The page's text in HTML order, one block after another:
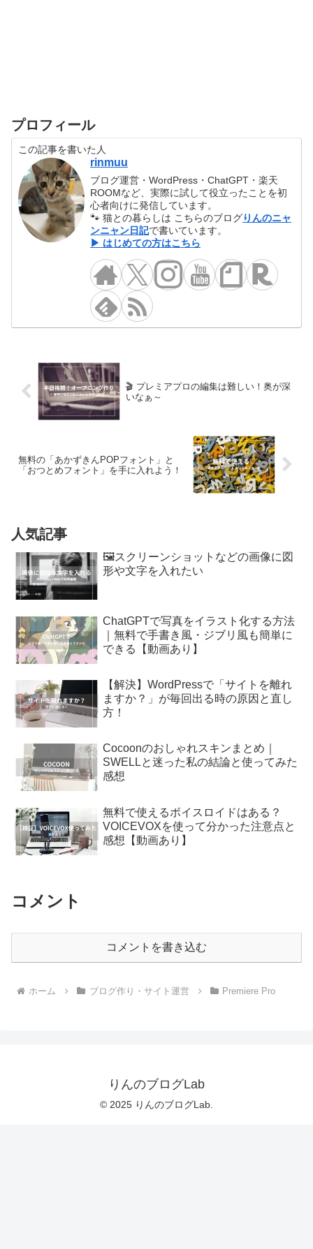
プロフィール
この記事を書いた人
rinmuu
ブログ運営・WordPress・ChatGPT・楽天
ROOMなど、実際に試して役立ったことを初
心者向けに発信しています。
🐾 猫との暮らしは こちらのブログりんのニャ
ンニャン日記で書いています。
▶ はじめての方はこちら
🎬 プレミアプロの編集は難しい！奥が深
いなぁ～
無料の「あかずきんPOPフォント」と
「おつとめフォント」を手に入れよう！
人気記事
🖼️スクリーンショットなどの画像に図
形や文字を入れたい
ChatGPTで写真をイラスト化する方法
｜無料で手書き風・ジブリ風も簡単に
できる【動画あり】
【解決】WordPressで「サイトを離れ
ますか？」が毎回出る時の原因と直し
方！
Cocoonのおしゃれスキンまとめ｜
SWELLと迷った私の結論と使ってみた
感想
無料で使えるボイスロイドはある？
VOICEVOXを使って分かった注意点と
感想【動画あり】
コメント
コメントを書き込む
ホーム ブログ作り・サイト運営 Premiere Pro
りんのブログLab
© 2025 りんのブログLab.